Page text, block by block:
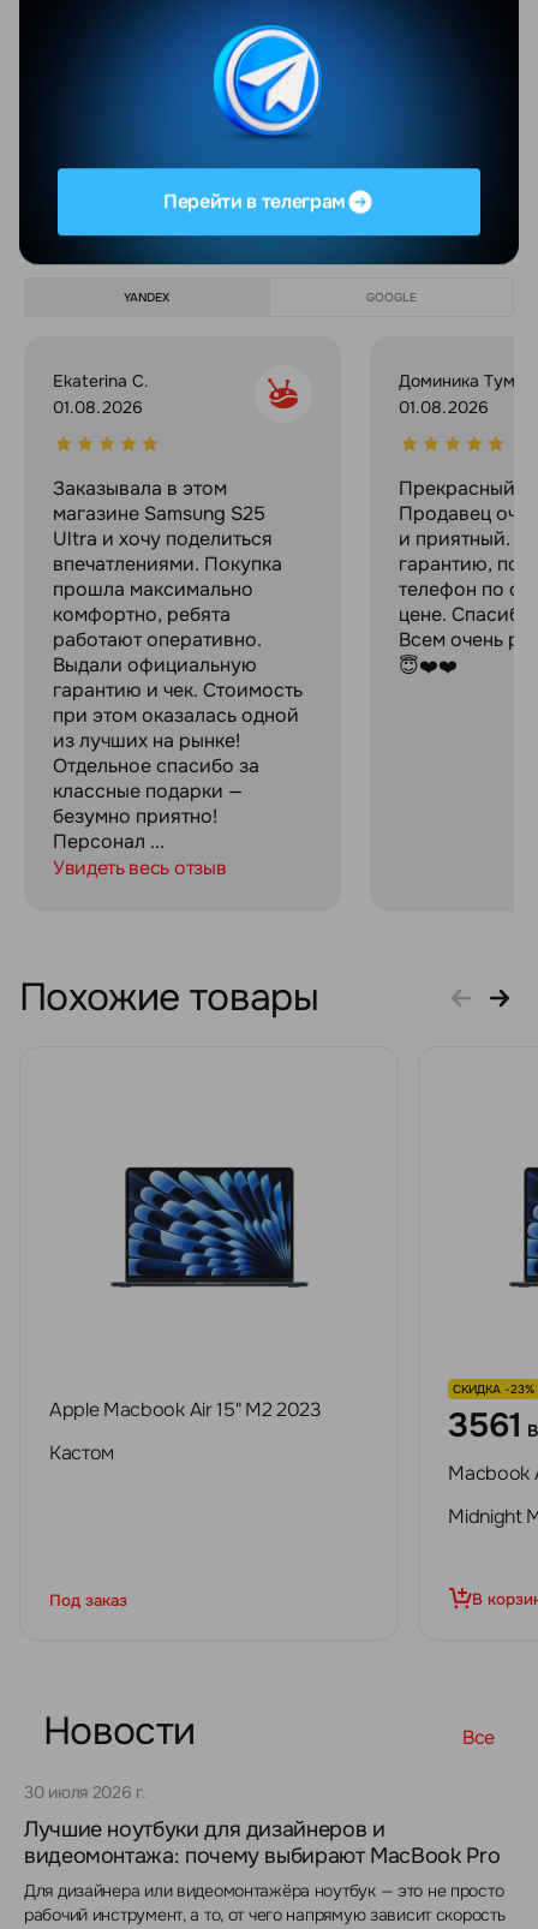
Apple M2
Суммарное количество ядер 8
ОтзывыВсе отзывы
YANDEX GOOGLE
Ekaterina C.
01.08.2026
Заказывала в этом
магазине Samsung S25
Ultra и хочу поделиться
впечатлениями. Покупка
прошла максимально
комфортно, ребята
работают оперативно.
Выдали официальную
гарантию и чек. Стоимость
при этом оказалась одной
из лучших на рынке!
Отдельное спасибо за
классные подарки —
безумно приятно!
Персонал ...
Увидеть весь отзыв
Доминика
01.08.2026
Прекрасный
Продавец
и приятный.
гарантию,
телефон по
цене.
Всем очень
😇❤️❤️
Похожие товары
Apple Macbook Air 15" M2 2023
Кастом
Под заказ
СКИДКА -23%
3561
Macbook
Midnight
В
Новости Все
30 июля 2026 г.
Лучшие ноутбуки для дизайнеров и
видеомонтажа: почему выбирают MacBook Pro
Для дизайнера или видеомонтажёра ноутбук — это не просто
рабочий инструмент, а то, от чего напрямую зависит скорость
Перейти в телеграм